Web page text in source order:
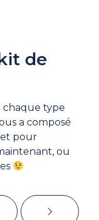
de
chaque type
a composé
pour
ou